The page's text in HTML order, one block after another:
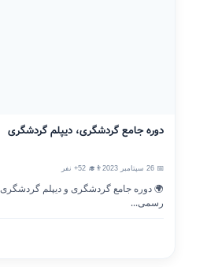
دوره جامع گردشگری، دیپلم گردشگری
📅 26 سپتامبر 2023 👨‍🎓 52+ نفر
🌍 دوره جامع گردشگری و دیپلم گردشگری
رسمی...